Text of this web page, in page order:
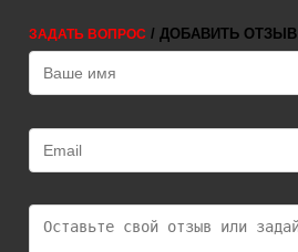
ЗАДАТЬ ВОПРОС / ДОБАВИТЬ ОТЗЫВ